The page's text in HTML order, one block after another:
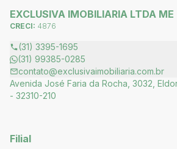
EXCLUSIVA IMOBILIARIA LTDA ME
CRECI: 4876
(31) 3395-1695
(31) 99385-0285
contato@exclusivaimobiliaria.com.br
Avenida José Faria da Rocha, 3032,
- 32310-210
Filial